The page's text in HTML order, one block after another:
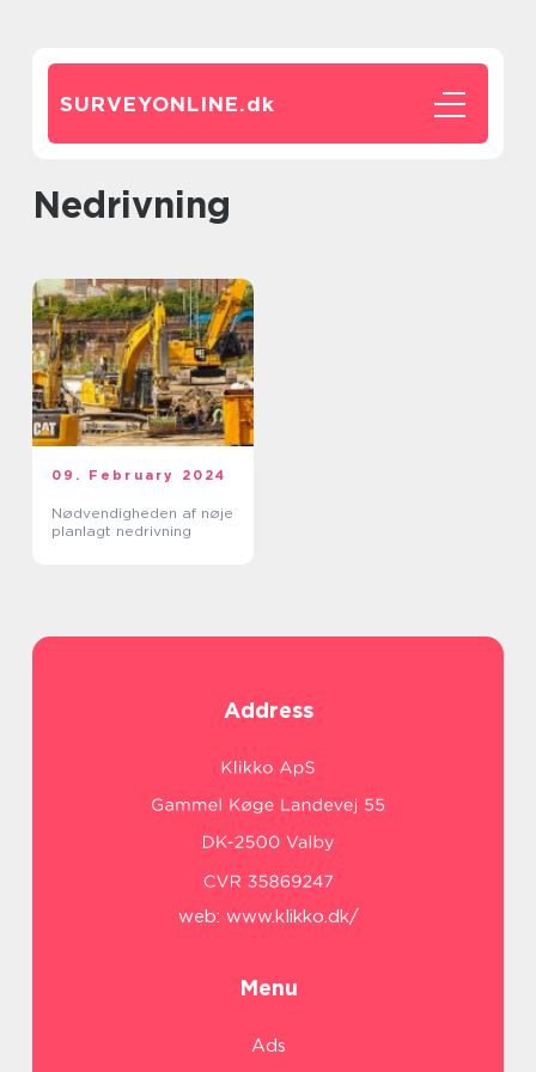
SURVEYONLINE.dk
nedrivning
09. February 2024
Nødvendigheden af nøje
planlagt nedrivning
Address
web: www.klikko.dk/
Menu
Ads